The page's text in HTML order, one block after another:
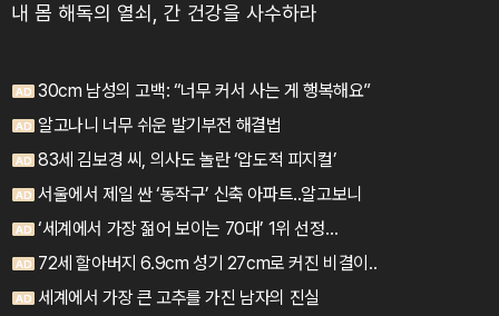
내 몸 해독의 열쇠, 간 건강을 사수하라